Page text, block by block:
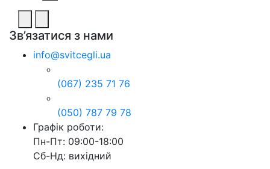
Зв’язатися з нами
info@svitcegli.ua
(067) 235 71 76
(050) 787 79 78
Графік роботи:
Пн-Пт: 09:00-18:00
Сб-Нд: вихідний